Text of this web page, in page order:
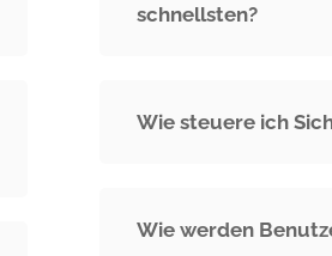
schnellsten?
Wie steuere ich
Wie werden